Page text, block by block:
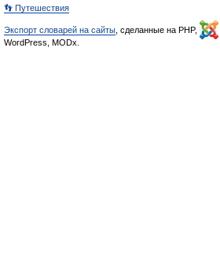
👣 Путешествия
Экспорт словарей на сайты , сделанные на PHP,
WordPress, MODx.